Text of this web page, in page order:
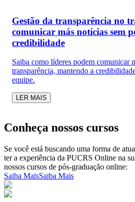
Gestão da transparência no
comunicar más notícias sem
credibilidade
Saiba como líderes podem comunicar
transparência, mantendo a
equipe.
LER MAIS
Conheça nossos cursos
Se você está buscando uma forma de
ter a experiência da PUCRS Online na
nossos cursos de pós-graduação online:
Saiba MaisSaiba Mais